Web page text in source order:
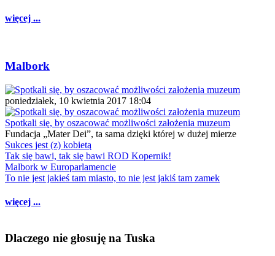
więcej ...
Malbork
poniedziałek, 10 kwietnia 2017 18:04
Spotkali się, by oszacować możliwości założenia muzeum
Fundacja „Mater Dei”, ta sama dzięki której w dużej mierze
Sukces jest (z) kobietą
Tak się bawi, tak się bawi ROD Kopernik!
Malbork w Europarlamencie
To nie jest jakieś tam miasto, to nie jest jakiś tam zamek
więcej ...
Dlaczego nie głosuję na Tuska